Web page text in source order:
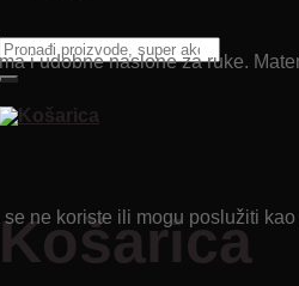
Pretraži:
Košarica
i udobne naslone za ruke.
ne koriste ili mogu poslužiti